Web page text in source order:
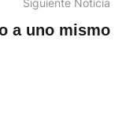
Siguiente Noticia
a uno mismo